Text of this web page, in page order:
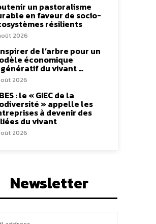
un pastoralisme
en faveur de socio-
résilients
2026
de l’arbre pour un
économique
du vivant …
2026
: le « GIEC de la
» appelle les
à devenir des
du vivant
2026
Newsletter